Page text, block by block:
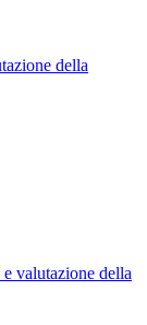
della
valutazione della